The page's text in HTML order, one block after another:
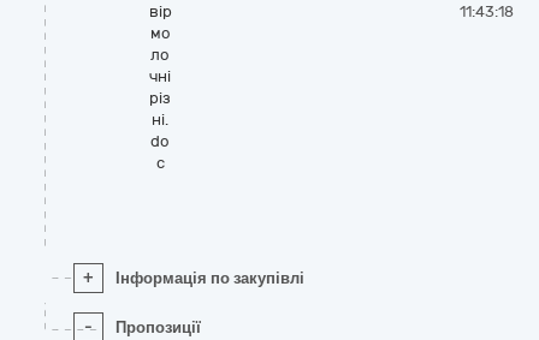
вір
мо
ло
чні
різ
ні.
do
c
11:43:18
+ Інформація по закупівлі
- Пропозиції